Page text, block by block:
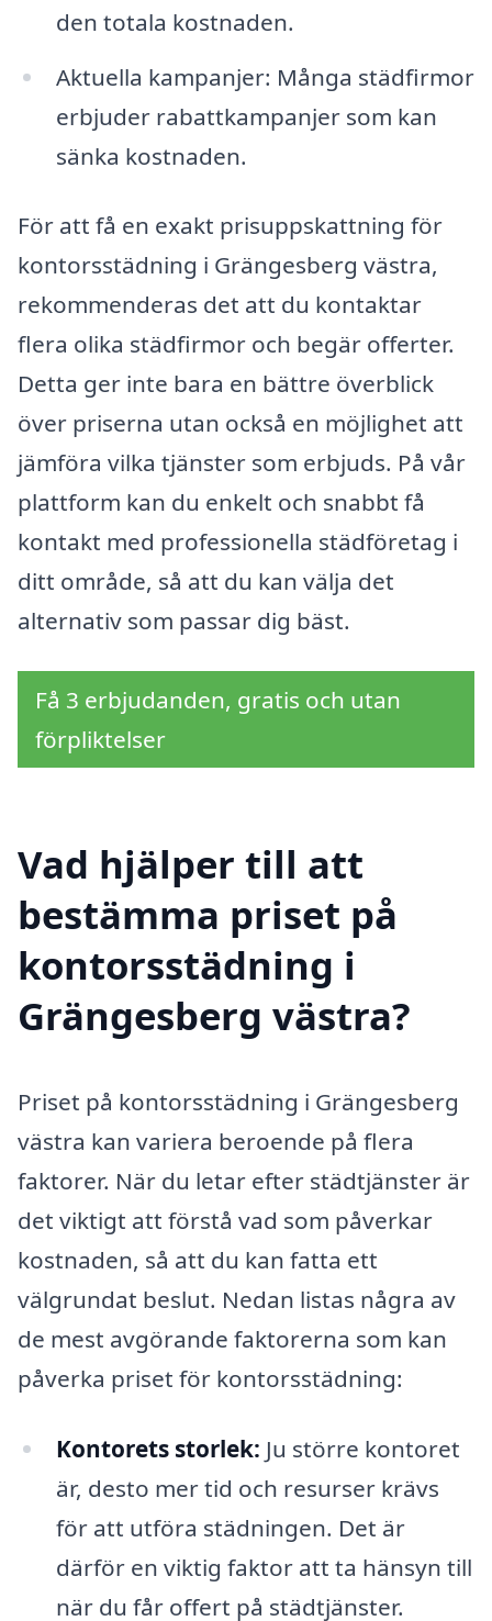
den totala kostnaden.
Aktuella kampanjer: Många städfirmor
erbjuder rabattkampanjer som kan
sänka kostnaden.
För att få en exakt prisuppskattning för
kontorsstädning i Grängesberg västra,
rekommenderas det att du kontaktar
flera olika städfirmor och begär offerter.
Detta ger inte bara en bättre överblick
över priserna utan också en möjlighet att
jämföra vilka tjänster som erbjuds. På vår
plattform kan du enkelt och snabbt få
kontakt med professionella städföretag i
ditt område, så att du kan välja det
alternativ som passar dig bäst.
Få 3 erbjudanden, gratis och utan
förpliktelser
Vad hjälper till att
bestämma priset på
kontorsstädning i
Grängesberg västra?
Priset på kontorsstädning i Grängesberg
västra kan variera beroende på flera
faktorer. När du letar efter städtjänster är
det viktigt att förstå vad som påverkar
kostnaden, så att du kan fatta ett
välgrundat beslut. Nedan listas några av
de mest avgörande faktorerna som kan
påverka priset för kontorsstädning:
Kontorets storlek: Ju större kontoret
är, desto mer tid och resurser krävs
för att utföra städningen. Det är
därför en viktig faktor att ta hänsyn till
när du får offert på städtjänster.